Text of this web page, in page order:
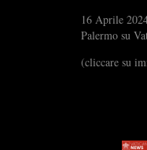
16 Aprile
Palermo su
(cliccare su